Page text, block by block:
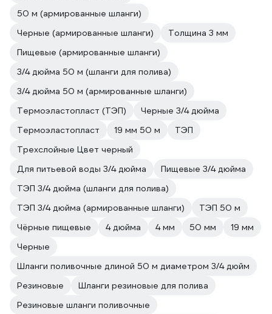
50 м (армированные шланги)
Черные (армированные шланги)
Толщина 3 мм
Пищевые (армированные шланги)
3/4 дюйма 50 м (шланги для полива)
3/4 дюйма 50 м (армированные шланги)
Термоэластопласт (ТЭП)
Черные 3/4 дюйма
Термоэластопласт
19 мм 50 м
ТЭП
Трехслойные Цвет черный
Для питьевой воды 3/4 дюйма
Пищевые 3/4 дюйма
ТЭП 3/4 дюйма (шланги для полива)
ТЭП 3/4 дюйма (армированные шланги)
ТЭП 50 м
Чёрные пищевые
4 дюйма 4 мм 50 мм
19 мм
Черные
Шланги поливочные длиной 50 м диаметром 3/4 дюйм
Резиновые
Шланги резиновые для полива
Резиновые шланги поливочные